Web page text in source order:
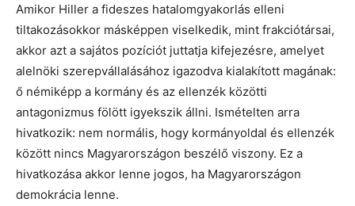
Amikor Hiller a fideszes hatalomgyakorlás elleni
tiltakozásokkor másképpen viselkedik, mint frakciótársai,
akkor azt a sajátos pozíciót juttatja kifejezésre, amelyet
alelnöki szerepvállalásához igazodva kialakított magának:
ő némiképp a kormány és az ellenzék közötti
antagonizmus fölött igyekszik állni. Ismételten arra
hivatkozik: nem normális, hogy kormányoldal és ellenzék
között nincs Magyarországon beszélő viszony. Ez a
hivatkozása akkor lenne jogos, ha Magyarországon
demokrácia lenne.